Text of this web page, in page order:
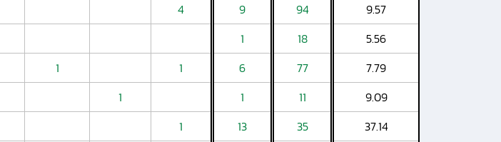
4 9 94
9.57
1 18
5.56
1 1 6 77
7.79
1 1 11
9.09
1 13 35
37.14